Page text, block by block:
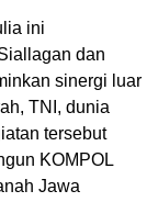
ini
dan
sinergi luar
TNI, dunia
tersebut
KOMPOL
Jawa